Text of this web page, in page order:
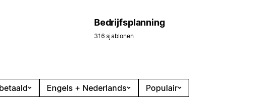
Bedrijfsplanning
316 sjablonen
Engels + Nederlands Populair